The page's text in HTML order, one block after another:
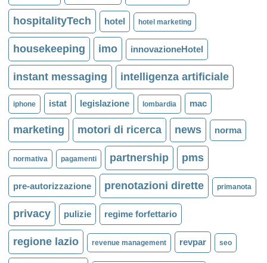
hospitalityTech hotel hotel marketing
housekeeping imo innovazioneHotel
instant messaging intelligenza artificiale
iphone istat legislazione lombardia mac
marketing motori di ricerca news norma
normativa pagamenti partnership pms
pre-autorizzazione prenotazioni dirette primanota
privacy pulizie regime forfettario
regione lazio revenue management revpar seo